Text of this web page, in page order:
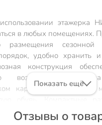
этажерка
в любых помещениях.
размещения сезонной
удобно хранить
конструкция
воздуха.
каркасе, на которые
ее в небольшой прихожей
Показать ещё
Отзывы о